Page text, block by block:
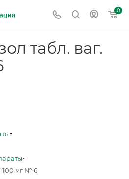
0
табл. ваг.
100 мг № 6